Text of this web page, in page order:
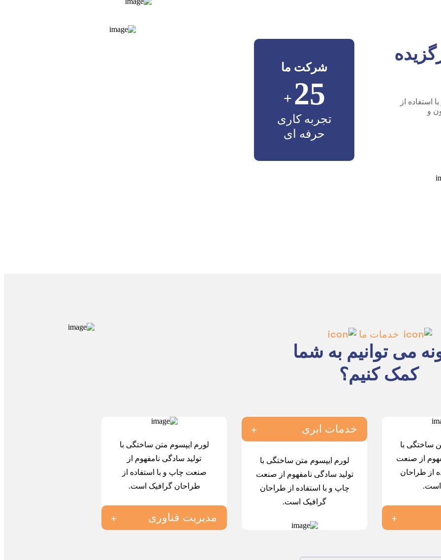
استفاده از
و
شرکت ما
25
+
تجربه کاری
حرفه ای
خدمات ما
می توانیم به شما
کمک کنیم؟
ساختگی با
از صنعت
از طراحان
است.
لورم ایپسوم متن ساختگی با
تولید سادگی نامفهوم از صنعت
چاپ و با استفاده از طراحان
گرافیک است.
خدمات ابری
لورم ایپسوم متن ساختگی با
تولید سادگی نامفهوم از
صنعت چاپ و با استفاده از
طراحان گرافیک است.
مدیریت فناوری